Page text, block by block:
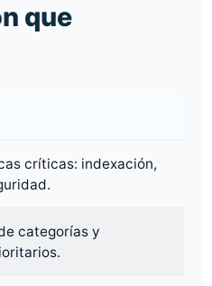
que
críticas: indexación,
categorías y